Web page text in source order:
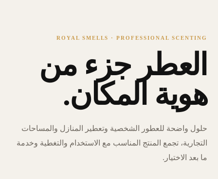
ROYAL SMELLS · PROFESSIONAL SCENTING
العطر جزء من
هوية المكان.
حلول واضحة للعطور الشخصية وتعطير المنازل والمساحات
التجارية، تجمع المنتج المناسب مع الاستخدام والتغطية وخدمة
ما بعد الاختيار.